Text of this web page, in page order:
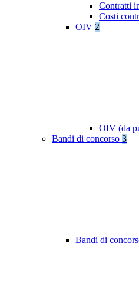
Contratti
Costi
OIV 2
OIV (da
Bandi di concorso 3
Bandi di